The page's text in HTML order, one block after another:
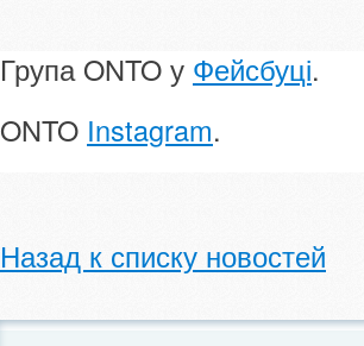
Група ONTO у Фейсбуці.
ONTO Instagram.
Назад к списку новостей